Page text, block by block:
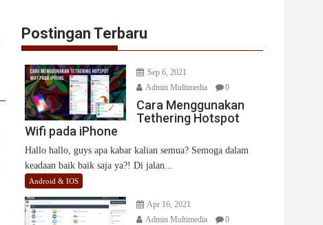
Postingan Terbaru
Sep 6, 2021
Admin Multimedia
0
Cara Menggunakan
Tethering Hotspot
Wifi pada iPhone
Hallo hallo, guys apa kabar kalian semua? Semoga dalam
keadaan baik baik saja ya?! Di jalan...
Android & IOS
Apr 16, 2021
Admin Multimedia
0